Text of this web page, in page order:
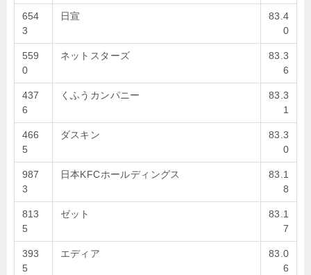
654
3
日宣
83.4
0
559
0
ネットスターズ
83.3
6
437
6
くふうカンパニー
83.3
1
466
5
ダスキン
83.3
0
987
3
日本KFCホールディングス
83.1
8
813
5
ゼット
83.1
7
393
5
エディア
83.0
6